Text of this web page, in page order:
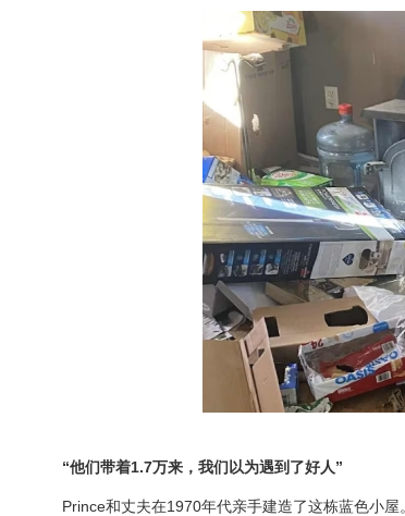
“他们带着1.7万来，我们以为遇到了好人”
Prince和丈夫在1970年代亲手建造了这栋蓝色小